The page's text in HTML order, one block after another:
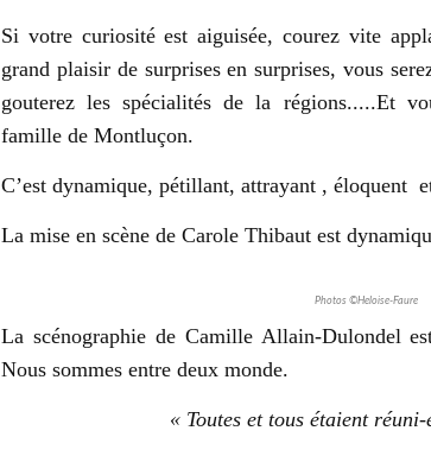
Si votre curiosité est aiguisée, courez vite
grand plaisir de surprises en surprises, vous
gouterez les spécialités de la régions.....Et
famille de Montluçon.
C’est dynamique, pétillant, attrayant , éloquent
La mise en scène de Carole Thibaut est
Photos ©Heloise-Faure
La scénographie de Camille Allain-Dulondel
Nous sommes entre deux monde.
« Toutes et tous étaient